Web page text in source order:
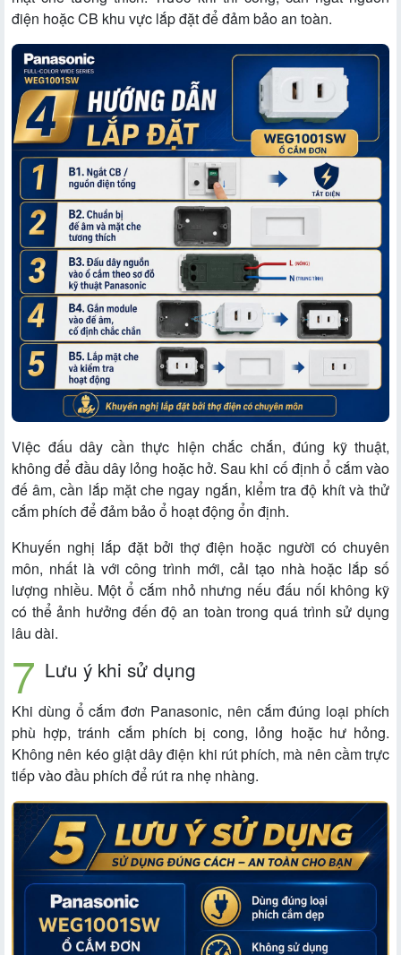
điện hoặc CB khu vực lắp đặt để đảm bảo an toàn.
Việc đấu dây cần thực hiện chắc chắn, đúng kỹ thuật,
không để đầu dây lỏng hoặc hở. Sau khi cố định ổ cắm vào
đế âm, cần lắp mặt che ngay ngắn, kiểm tra độ khít và thử
cắm phích để đảm bảo ổ hoạt động ổn định.
Khuyến nghị lắp đặt bởi thợ điện hoặc người có chuyên
môn, nhất là với công trình mới, cải tạo nhà hoặc lắp số
lượng nhiều. Một ổ cắm nhỏ nhưng nếu đấu nối không kỹ
có thể ảnh hưởng đến độ an toàn trong quá trình sử dụng
lâu dài.
Lưu ý khi sử dụng
Khi dùng ổ cắm đơn Panasonic, nên cắm đúng loại phích
phù hợp, tránh cắm phích bị cong, lỏng hoặc hư hỏng.
Không nên kéo giật dây điện khi rút phích, mà nên cầm trực
tiếp vào đầu phích để rút ra nhẹ nhàng.